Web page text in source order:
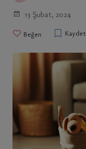
13 Şubat, 2024
Beğen Kaydet